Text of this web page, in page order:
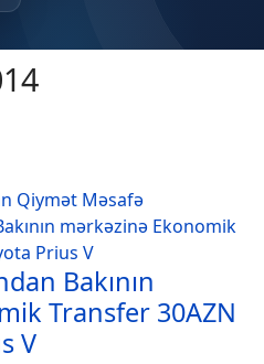
Qiymət Məsafə
Bakının
Transfer 30AZN
V